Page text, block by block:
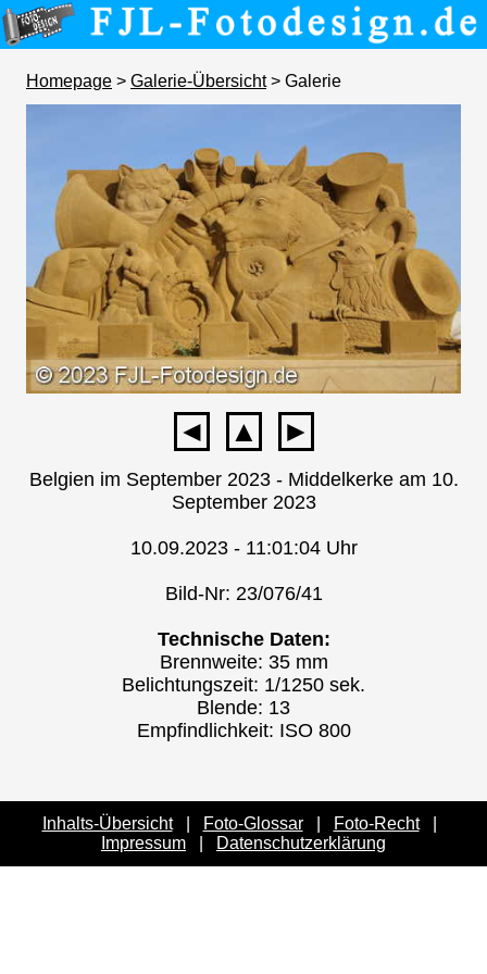
Homepage > Galerie-Übersicht> Galerie
◄ ▲ ►
Belgien im September 2023 - Middelkerke am 10.
September 2023
10.09.2023 - 11:01:04 Uhr
Bild-Nr: 23/076/41
Technische Daten:
Brennweite: 35 mm
Belichtungszeit: 1/1250 sek.
Blende: 13
Empfindlichkeit: ISO 800
Inhalts-Übersicht| Foto-Glossar| Foto-Recht|
Impressum
Datenschutzerklärung